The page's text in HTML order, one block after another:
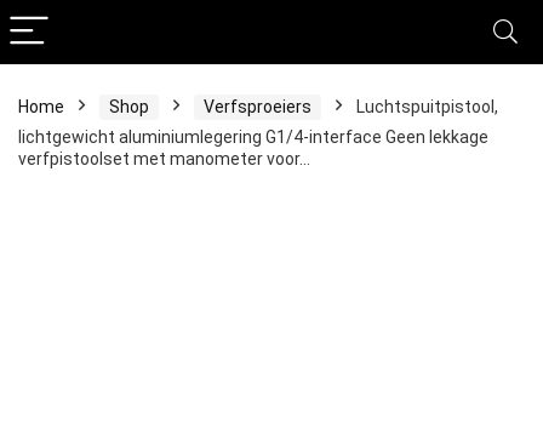
Home Shop Verfsproeiers
Luchtspuitpistool,
lichtgewicht aluminiumlegering G1/4-interface Geen lekkage
verfpistoolset met manometer voor…